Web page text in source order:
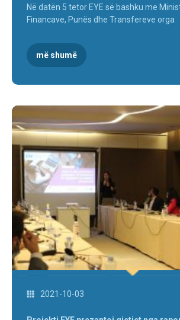
Në datën 5 tetor EYE së bashku me
Financave, Punës dhe Transfereve orga
më shumë
2021-10-03